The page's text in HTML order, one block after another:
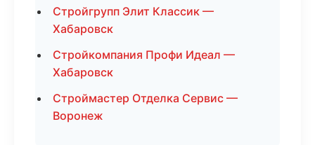
Стройгрупп Элит Классик —
Хабаровск
Стройкомпания Профи Идеал —
Хабаровск
Строймастер Отделка Сервис —
Воронеж